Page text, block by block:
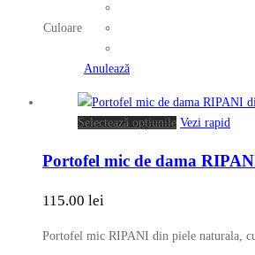
pot
fi
în
Culoare
Anulează
Selectează opțiunile Acest
are
Opțiunile
Vezi rapid
Portofel mic de dama
115.00 lei
Portofel mic RIPANI din piele naturala,